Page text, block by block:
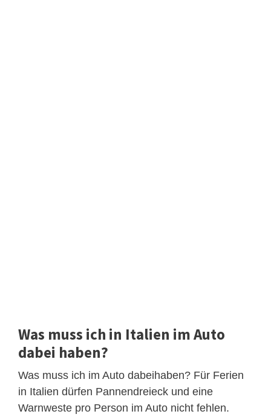
Was muss ich in Italien im Auto
dabei haben?
Was muss ich im Auto dabeihaben? Für Ferien
in Italien dürfen Pannendreieck und eine
Warnweste pro Person im Auto nicht fehlen.